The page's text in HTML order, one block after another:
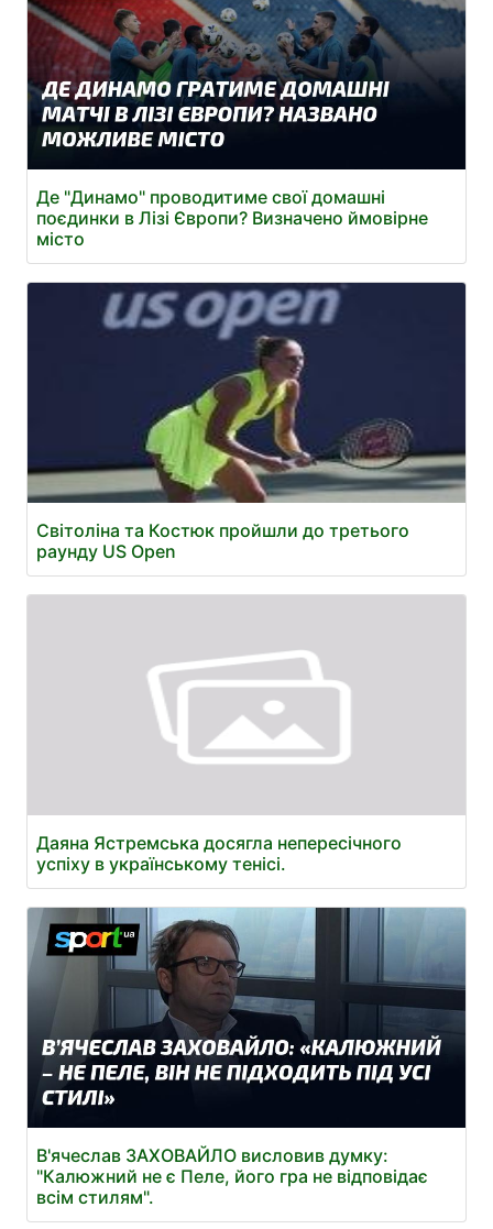
Де "Динамо" проводитиме свої домашні
поєдинки в Лізі Європи? Визначено ймовірне
місто
Світоліна та Костюк пройшли до третього
раунду US Open
Даяна Ястремська досягла непересічного
успіху в українському тенісі.
В'ячеслав ЗАХОВАЙЛО висловив думку:
"Калюжний не є Пеле, його гра не відповідає
всім стилям".